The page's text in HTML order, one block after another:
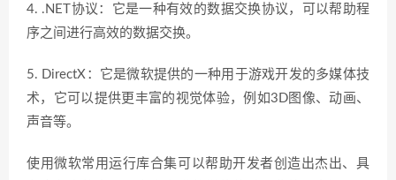
4. .NET协议：它是一种有效的数据交换协议，可以帮助程
序之间进行高效的数据交换。
5. DirectX：它是微软提供的一种用于游戏开发的多媒体技
术，它可以提供更丰富的视觉体验，例如3D图像、动画、
声音等。
使用微软常用运行库合集可以帮助开发者创造出杰出、具